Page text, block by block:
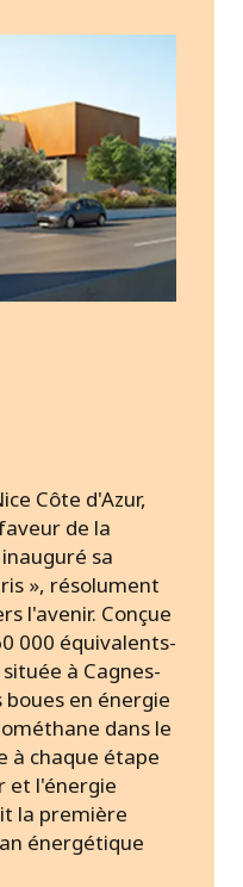
Côte d'Azur,
de la
sa
», résolument
l'avenir. Conçue
000 équivalents-
à Cagnes-
en énergie
dans le
à chaque étape
et l'énergie
la première
énergétique